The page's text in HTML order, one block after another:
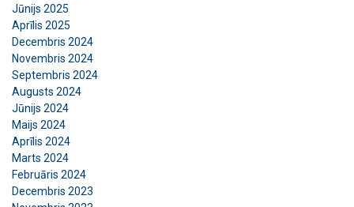
Jūnijs 2025
Aprīlis 2025
Decembris 2024
Novembris 2024
Septembris 2024
Augusts 2024
Jūnijs 2024
Maijs 2024
Aprīlis 2024
Marts 2024
Februāris 2024
Decembris 2023